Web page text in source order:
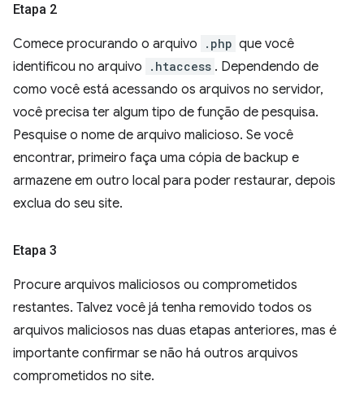
Etapa 2
Comece procurando o arquivo .php que você
identificou no arquivo
.htaccess . Dependendo de
como você está acessando os arquivos no servidor,
você precisa ter algum tipo de função de pesquisa.
Pesquise o nome de arquivo malicioso. Se você
encontrar, primeiro faça uma cópia de backup e
armazene em outro local para poder restaurar, depois
exclua do seu site.
Etapa 3
Procure arquivos maliciosos ou comprometidos
restantes. Talvez você já tenha removido todos os
arquivos maliciosos nas duas etapas anteriores, mas é
importante confirmar se não há outros arquivos
comprometidos no site.